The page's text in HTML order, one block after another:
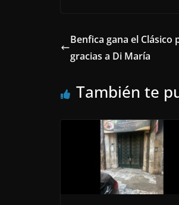
Benfica gana el
gracias a Di María
También te